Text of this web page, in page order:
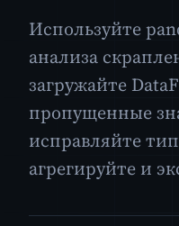
Используйте
анализа
загружайте
пропущенные
исправляйте
агрегируйте и